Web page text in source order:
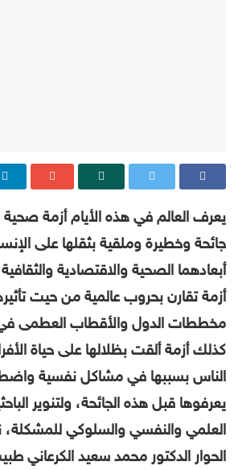
يعرف العالم في هذه الأيام أزمة
جائحة وخطيرة وملقية بثقلها على
أبعادهما الصحية والاقتصادية
أزمة تقارن بحروب عالمية من حيت
مخططات الدول والأقطاب العطمى في
كذلك أزمة ألقت بظلالها على حياة
الناس بسببها في مشاكل نفسية
يعرفوها قبل هذه الجائحة، ولتنوير
العلمي والنفسي والسلوكي
الحوار الدكتور محمد سعيد الكرعاني